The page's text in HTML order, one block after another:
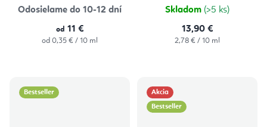
Odosielame do 10-12 dní
od 11 €
Jednotková
od 0,35 € / 10 ml
Skladom (>5 ks)
13,90 €
Jednotková
2,78 € / 10 ml
Bestseller
Akcia
Bestseller